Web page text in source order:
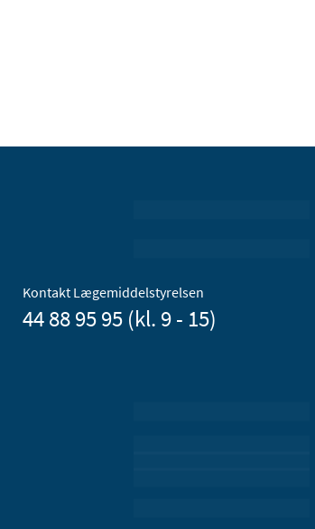
Kontakt Lægemiddelstyrelsen
44 88 95 95 (kl. 9 - 15)